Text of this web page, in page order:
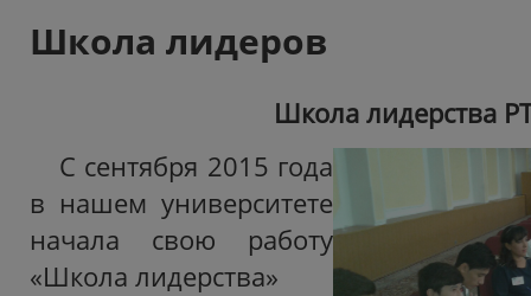
Школа лидеров
Школа лидерства
С сентября 2015 года
в нашем университете
начала свою работу
«Школа лидерства»